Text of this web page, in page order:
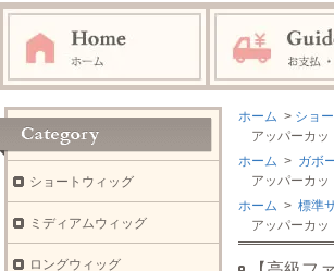
ホーム > ショ
アッパーカッ
ホーム > ガボ
アッパーカッ
ホーム > 標準
アッパーカッ
ショートウィッグ
ミディアムウィッグ
ロングウィッグ